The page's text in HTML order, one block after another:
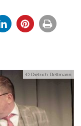
© Dietrich Dettmann